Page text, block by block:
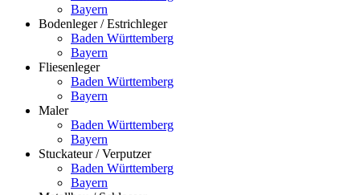
Bayern
Bodenleger / Estrichleger
Baden Württemberg
Bayern
Fliesenleger
Baden Württemberg
Bayern
Maler
Baden Württemberg
Bayern
Stuckateur / Verputzer
Baden Württemberg
Bayern